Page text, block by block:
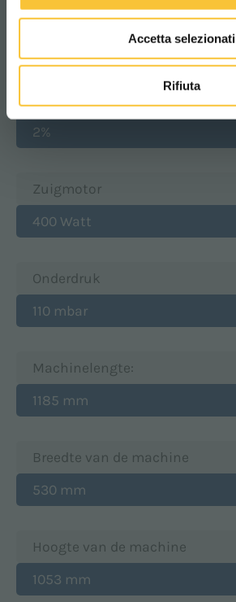
Accetta selezionati
Rifiuta
Borstelmotor
2%
Zuigmotor
400 Watt
Onderdruk
110 mbar
Machinelengte:
1185 mm
Breedte van de machine
530 mm
Hoogte van de machine
1053 mm